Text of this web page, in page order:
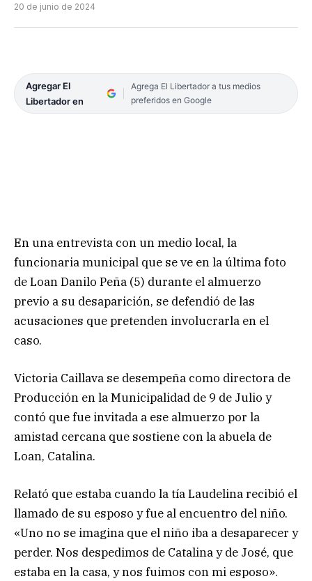
20 de junio de 2024
Agregar El
Libertador en
Agrega El Libertador a tus medios
preferidos en Google
En una entrevista con un medio local, la
funcionaria municipal que se ve en la última foto
de Loan Danilo Peña (5) durante el almuerzo
previo a su desaparición, se defendió de las
acusaciones que pretenden involucrarla en el
caso.
Victoria Caillava se desempeña como directora de
Producción en la Municipalidad de 9 de Julio y
contó que fue invitada a ese almuerzo por la
amistad cercana que sostiene con la abuela de
Loan, Catalina.
Relató que estaba cuando la tía Laudelina recibió el
llamado de su esposo y fue al encuentro del niño.
«Uno no se imagina que el niño iba a desaparecer y
perder. Nos despedimos de Catalina y de José, que
estaba en la casa, y nos fuimos con mi esposo».